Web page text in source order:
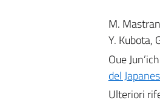
M.
Y. Kubota,
Oue
del
Ulteriori